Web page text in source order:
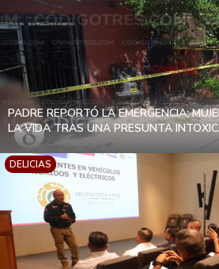
PADRE REPORTÓ LA EMERGENCIA;
LA VIDA TRAS UNA PRESUNTA
DELICIAS